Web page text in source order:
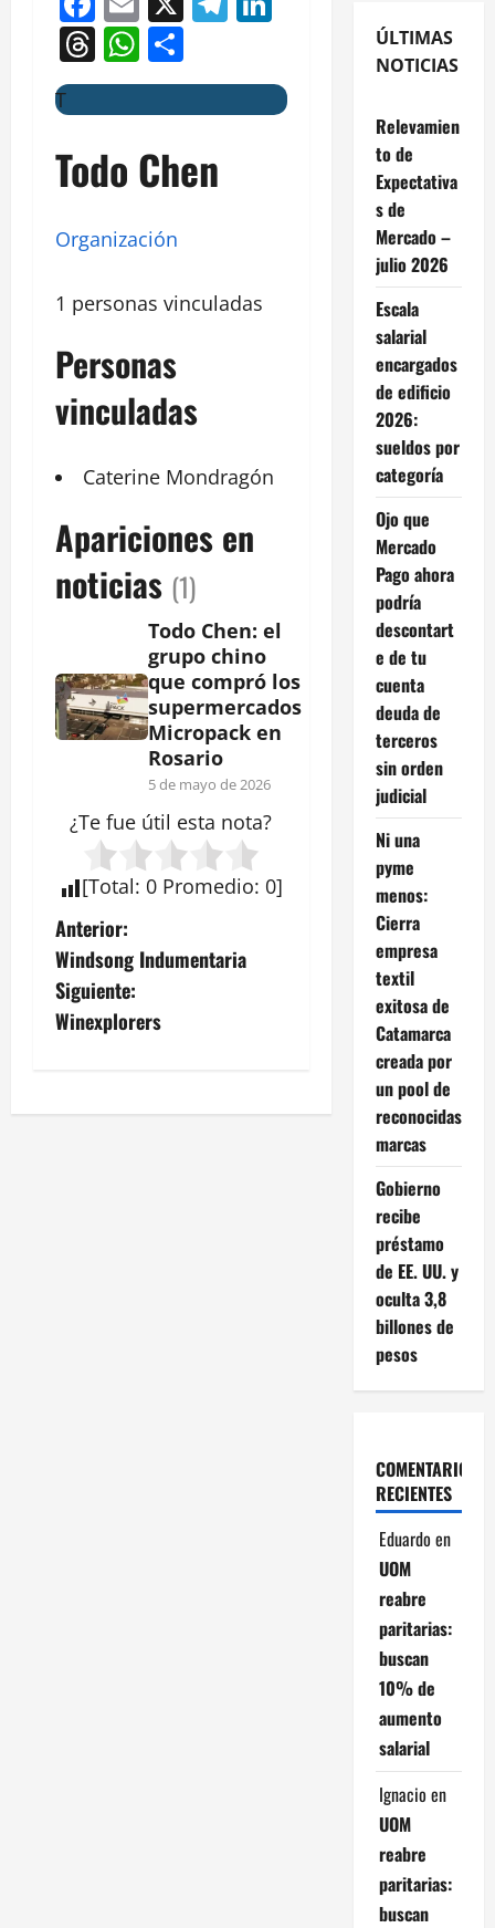
Threads
WhatsApp
T
Todo Chen
Organización
1 personas vinculadas
Personas
vinculadas
Caterine Mondragón
Apariciones en
noticias (1)
Todo Chen: el
grupo chino
que compró los
supermercados
Micropack en
Rosario
5 de mayo de 2026
¿Te fue útil esta nota?
[Total: 0 Promedio: 0]
N
a
v
g
Anterior:
Windsong Indumentaria
Siguiente:
Winexplorers
ÚLTIMAS
NOTICIAS
Relevamien
to de
Expectativa
s de
Mercado –
julio 2026
Escala
salarial
encargados
de edificio
2026:
sueldos por
categoría
Ojo que
Mercado
Pago ahora
podría
descontart
e de tu
cuenta
deuda de
terceros
sin orden
judicial
Ni una
pyme
menos:
Cierra
empresa
textil
exitosa de
Catamarca
creada por
un pool de
reconocidas
marcas
Gobierno
recibe
préstamo
de EE. UU. y
oculta 3,8
billones de
pesos
COMENTARIOS
RECIENTES
Eduardo en
UOM
reabre
paritarias:
buscan
10% de
aumento
salarial
Ignacio en
UOM
reabre
paritarias:
buscan